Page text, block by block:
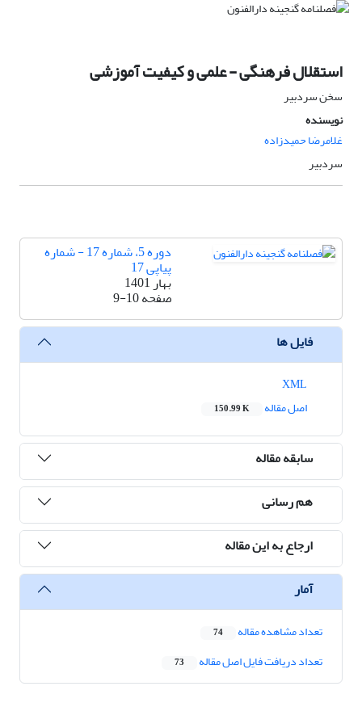
استقلال فرهنگی - علمی و کیفیت آموزشی
سخن سردبیر
نویسنده
غلامرضا حمیدزاده
سردبیر
دوره 5، شماره 17 - شماره
پیاپی 17
بهار 1401
صفحه9-10
فایل ها
اصل مقاله
150.99 K
سابقه مقاله
هم رسانی
ارجاع به این مقاله
آمار
تعداد مشاهده مقاله 74
تعداد دریافت فایل اصل مقاله 73